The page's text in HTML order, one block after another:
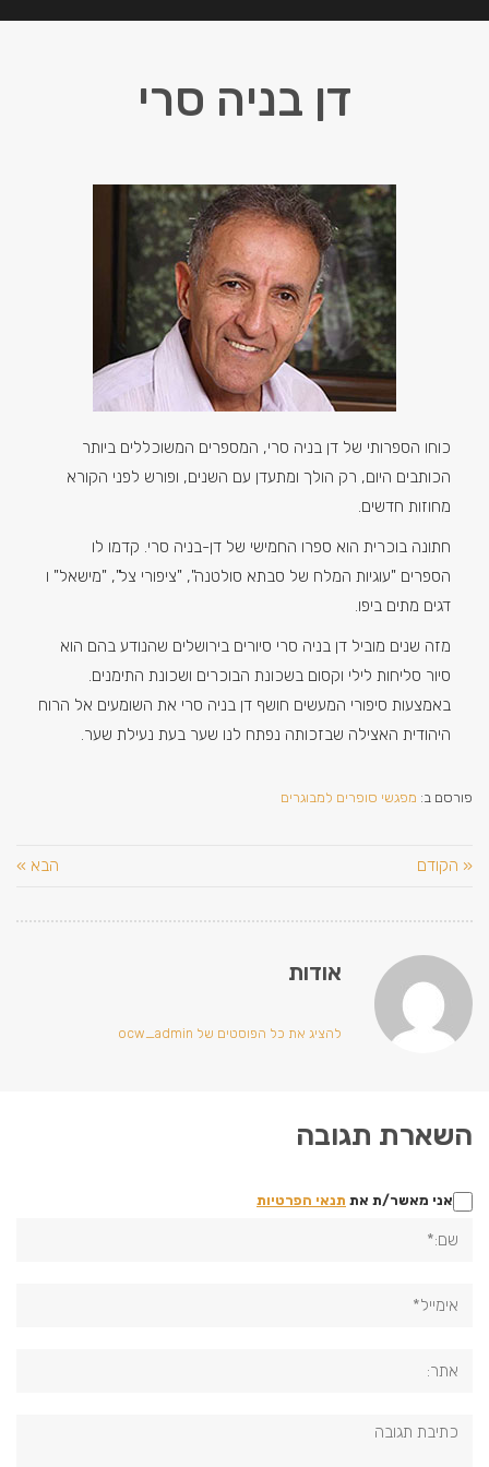
דן בניה סרי
כוחו הספרותי של דן בניה סרי, המספרים המשוכללים ביותר
הכותבים היום, רק הולך ומתעדן עם השנים, ופורש לפני הקורא
מחוזות חדשים.
חתונה בוכרית הוא ספרו החמישי של דן-בניה סרי. קדמו לו
הספרים "עוגיות המלח של סבתא סולטנה", "ציפורי צל", "מישאל" ו
דגים מתים ביפו.
מזה שנים מוביל דן בניה סרי סיורים בירושלים שהנודע בהם הוא
סיור סליחות לילי וקסום בשכונת הבוכרים ושכונת התימנים.
באמצעות סיפורי המעשים חושף דן בניה סרי את השומעים אל הרוח
היהודית האצילה שבזכותה נפתח לנו שער בעת נעילת שער.
פורסם ב: מפגשי סופרים למבוגרים
« הקודם הבא »
אודות
להציג את כל הפוסטים של ocw_admin
השארת תגובה
אני מאשר/ת את תנאי הפרטיות